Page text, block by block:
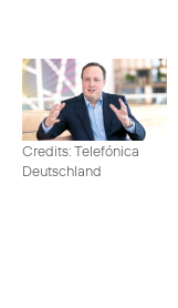
Credits: Telefónica
Deutschland